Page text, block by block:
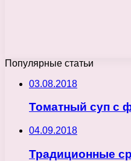
Популярные статьи
03.08.2018
Томатный суп с
04.09.2018
Традиционные